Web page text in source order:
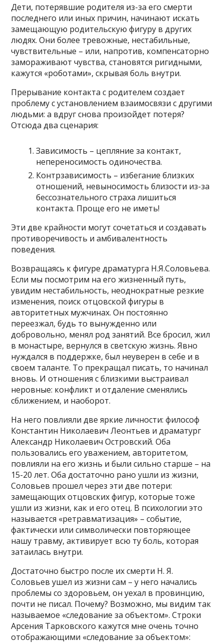
Дети, потерявшие родителя из-за его смерти
последнего или иных причин, начинают искать
замещающую родительскую фигуру в других
людях. Они более тревожные, нестабильные,
чувствительные – или, напротив, компенсаторно
замораживают чувства, становятся ригидными,
кажутся «роботами», скрывая боль внутри.
Прерывание контакта с родителем создает
проблему с установлением взаимосвязи с другими
людьми: а вдруг снова произойдет потеря?
Отсюда два сценария:
Зависимость – цепляние за контакт,
непереносимость одиночества.
Контрзависимость – избегание близких
отношений, невыносимость близости из-за
бессознательного страха лишиться
контакта. Проще его не иметь!
Эти две крайности могут сочетаться и создавать
противоречивость и амбивалентность
поведения.
Возвращаясь к фигуре драматурга Н.Я.Соловьева.
Если мы посмотрим на его жизненный путь,
увидим нестабильность, неоднократные резкие
изменения, поиск отцовской фигуры в
авторитетных мужчинах. Он постоянно
переезжал, будь то вынужденно или
добровольно, менял род занятий. Все бросил, жил
в монастыре, вернулся в светскую жизнь. Явно
нуждался в поддержке, был неуверен в себе и в
своем таланте. То прекращал писать, то начинал
вновь. И отношения с близкими выстраивал
неровные: конфликт и отдаление сменялись
сближением, и наоборот.
На него повлияли две яркие личности: философ
Константин Николаевич Леонтьев и драматург
Александр Николаевич Островский. Оба
пользовались его уважением, авторитетом,
повлияли на его жизнь и были сильно старше – на
15-20 лет. Оба достаточно рано ушли из жизни,
Соловьев прошел через эти две потери:
замещающих отцовских фигур, которые тоже
ушли из жизни, как и его отец. В психологии это
называется «ретравматизация» – событие,
фактически или символически повторяющее
нашу травму, активирует всю ту боль, которая
затаилась внутри.
Достаточно быстро после их смерти Н. Я.
Соловьев ушел из жизни сам – у него начались
проблемы со здоровьем, он уехал в провинцию,
почти не писал. Почему? Возможно, мы видим так
называемое «следование за объектом». Строки
Арсения Тарковского кажутся мне очень точно
отображающими «следование за объектом»: